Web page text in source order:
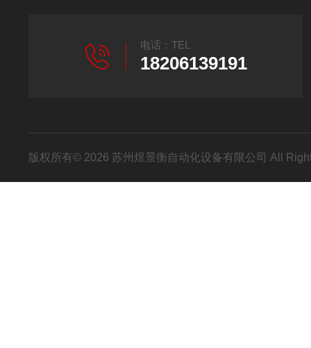
电话：TEL
18206139191
版权所有© 2026 苏州煜景衡自动化设备有限公司 All